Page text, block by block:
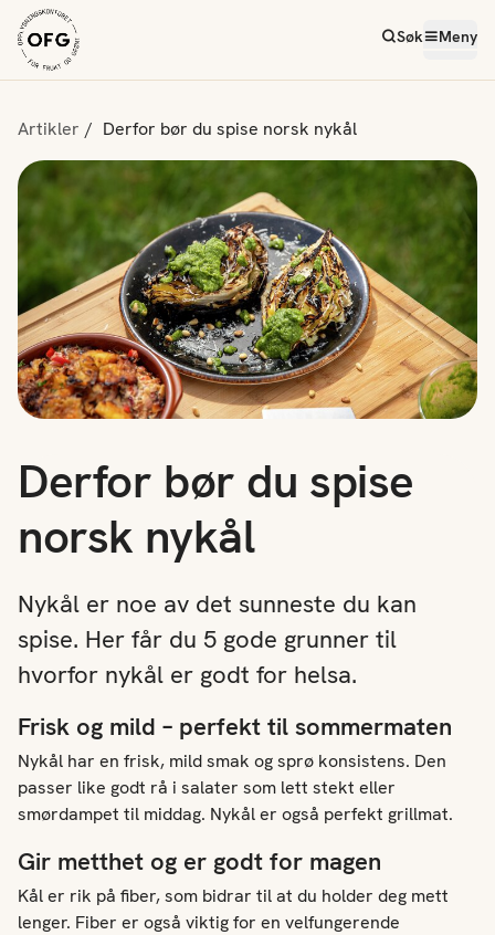
Søk Meny
Artikler Derfor bør du spise norsk nykål
Derfor bør du spise
norsk nykål
Nykål er noe av det sunneste du kan
spise. Her får du 5 gode grunner til
hvorfor nykål er godt for helsa.
Frisk og mild – perfekt til sommermaten
Nykål har en frisk, mild smak og sprø konsistens. Den
passer like godt rå i salater som lett stekt eller
smørdampet til middag. Nykål er også perfekt grillmat.
Gir metthet og er godt for magen
Kål er rik på fiber, som bidrar til at du holder deg mett
lenger. Fiber er også viktig for en velfungerende